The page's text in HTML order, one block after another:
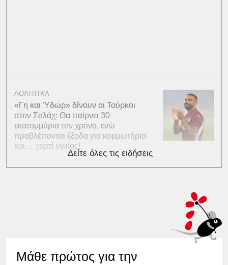
ΑΘΛΗΤΙΚΑ
«Γη και Ύδωρ» δίνουν οι Τούρκοι
στον Σαλάχ: Θα παίρνει 30
εκατομμύρια τον χρόνο, ενώ
προβλέπονται έξοδα για κομμωτήρια
και… χαρτί υγείας!
Δείτε όλες τις ειδήσεις
Μάθε πρώτος για την